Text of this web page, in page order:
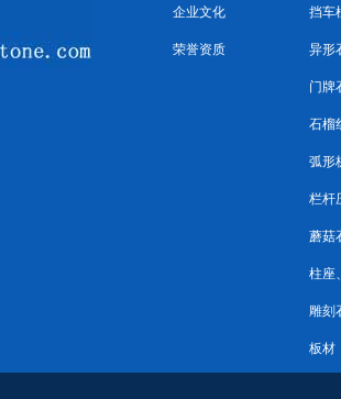
企业文化
荣誉资质
挡车
异形
门牌
石榴
弧形
栏杆
蘑菇
柱座
雕刻
板材